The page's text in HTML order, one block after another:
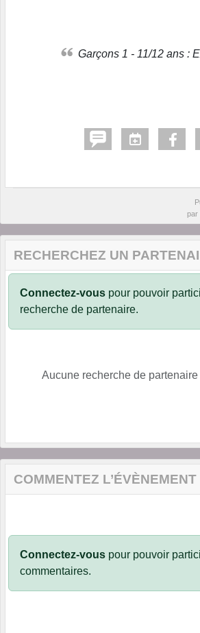
Garçons 1 - 11/12 ans :
par
RECHERCHEZ UN
Connectez-vous pour pouvoir
recherche de partenaire.
Aucune recherche de
COMMENTEZ L’ÉVÈNEMENT
Connectez-vous pour pouvoir
commentaires.